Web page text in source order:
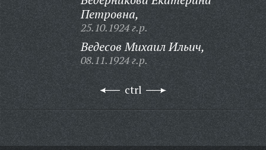
Петровна,
25.10.1924 г.р.
Ведесов Михаил Ильич,
08.11.1924 г.р.
ctrl